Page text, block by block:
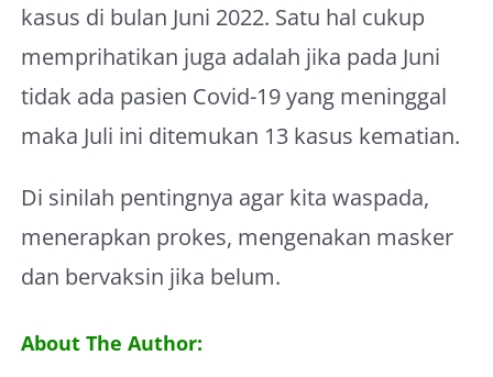
kasus di bulan Juni 2022. Satu hal cukup
memprihatikan juga adalah jika pada Juni
tidak ada pasien Covid-19 yang meninggal
maka Juli ini ditemukan 13 kasus kematian.
Di sinilah pentingnya agar kita waspada,
menerapkan prokes, mengenakan masker
dan bervaksin jika belum.
About The Author: